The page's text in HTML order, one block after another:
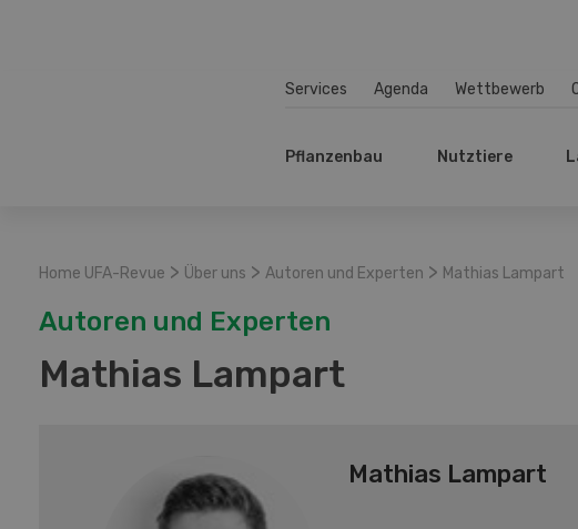
Services Agenda Wettbewerb
Pflanzenbau Nutztiere
Home UFA-Revue > Über uns > Autoren und Experten > Mathias Lampart
Autoren und Experten
Mathias Lampart
Mathias Lampart